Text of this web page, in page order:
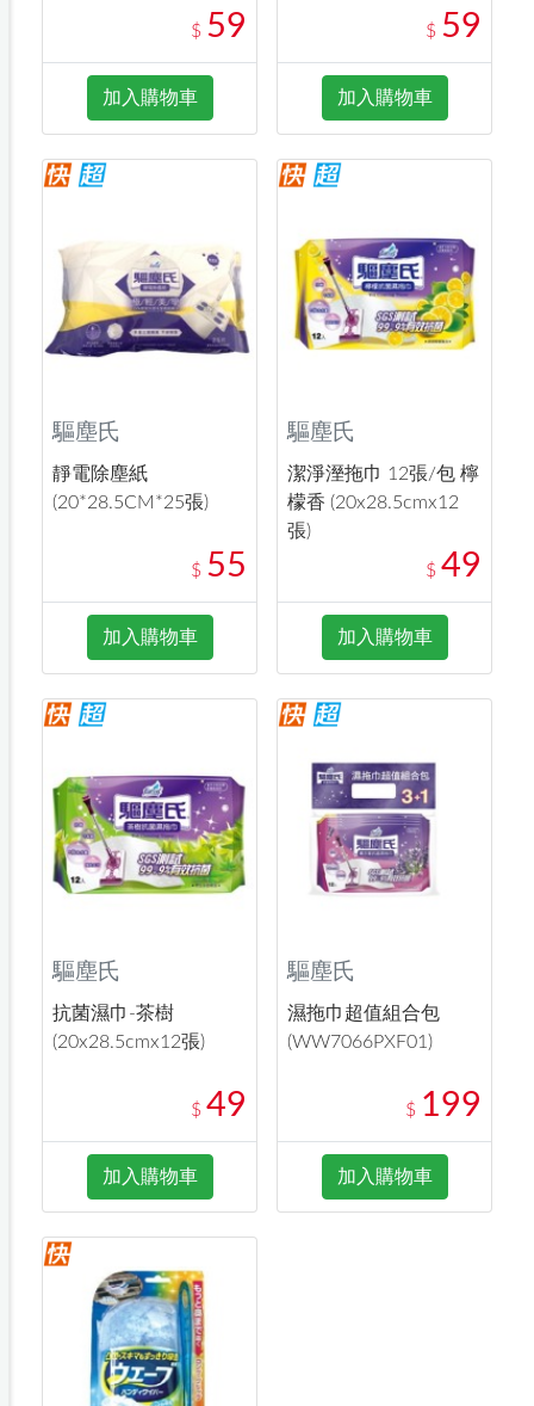
$ 59
加入購物車
$ 59
加入購物車
驅塵氏
靜電除塵紙
(20*28.5CM*25張)
$ 55
加入購物車
驅塵氏
潔淨溼拖巾 12張/包 檸
檬香 (20x28.5cmx12
張)
$ 49
加入購物車
驅塵氏
抗菌濕巾-茶樹
(20x28.5cmx12張)
$ 49
加入購物車
驅塵氏
濕拖巾超值組合包
(WW7066PXF01)
$ 199
加入購物車